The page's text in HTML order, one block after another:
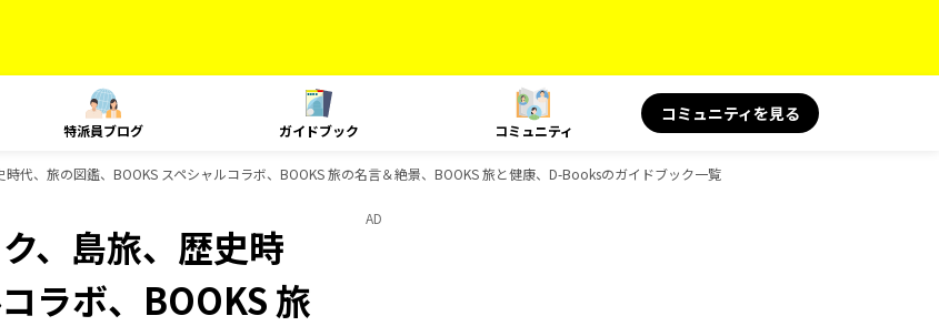
特派員ブログ ガイドブック コミュニティ
コミュニティを見る
代、旅の図鑑、BOOKS スペシャルコラボ、BOOKS 旅の名言＆絶景、BOOKS 旅と健康、D-Booksのガイドブック一覧
、島旅、歴史時
ラボ、BOOKS 旅
AD